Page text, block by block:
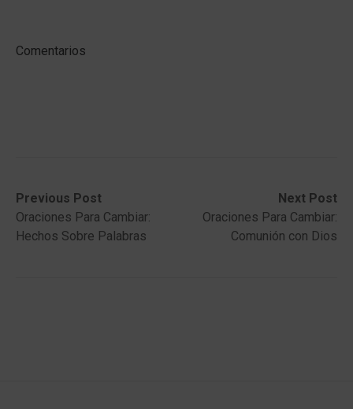
Comentarios
Post
navigation
Previous Post
Previous
post:Oraciones Para Cambiar:
Hechos Sobre Palabras
Next Post
Next
post:
Oraciones Para Cambiar:
Comunión con Dios